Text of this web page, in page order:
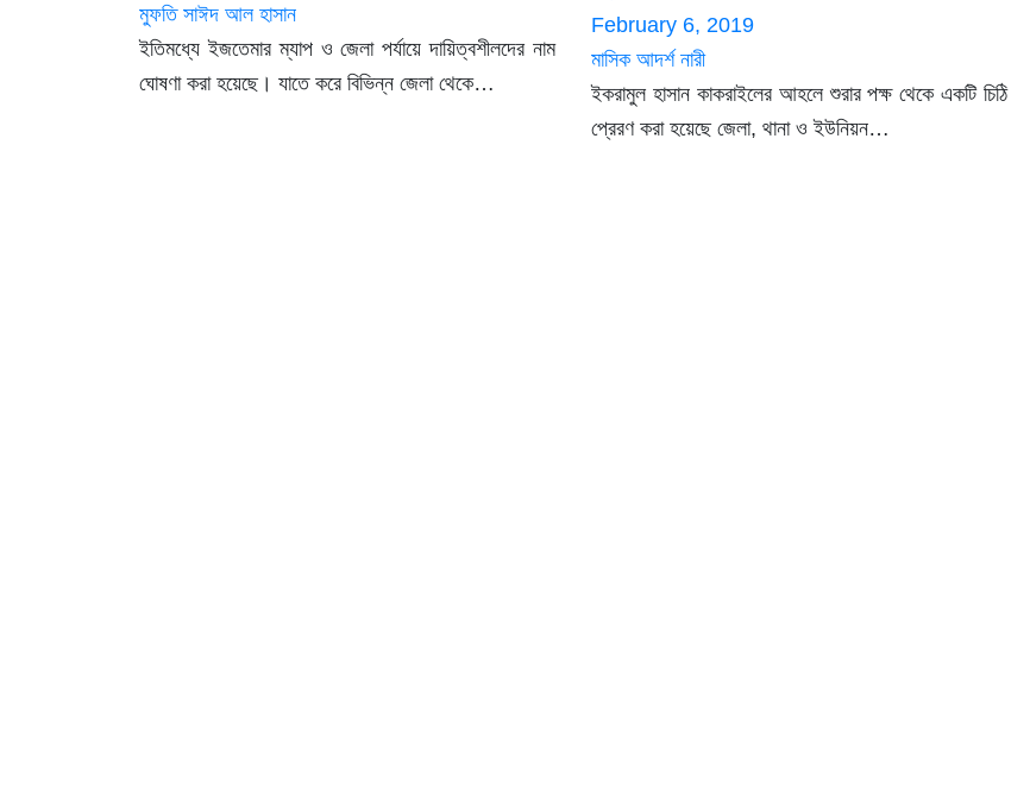
মুফতি সাঈদ আল হাসান
ইতিমধ্যে ইজতেমার ম্যাপ ও জেলা পর্যায়ে দায়িত্বশীলদের নাম
ঘোষণা করা হয়েছে। যাতে করে বিভিন্ন জেলা থেকে…
February 6, 2019
মাসিক আদর্শ নারী
ইকরামুল হাসান কাকরাইলের আহলে শুরার পক্ষ থেকে একটি চিঠি
প্রেরণ করা হয়েছে জেলা, থানা ও ইউনিয়ন…